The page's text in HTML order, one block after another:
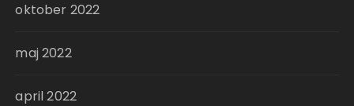
oktober 2022
maj 2022
april 2022